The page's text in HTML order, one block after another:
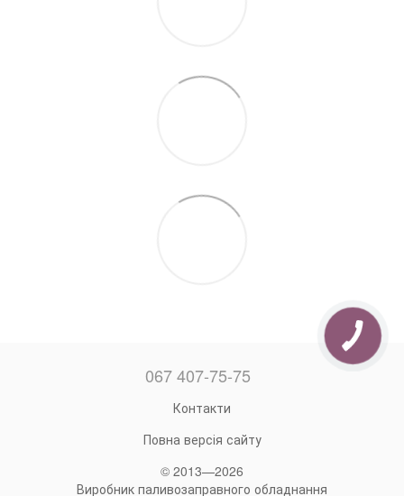
067 407-75-75
Контакти
Повна версія сайту
© 2013—2026
Виробник паливозаправного обладнання